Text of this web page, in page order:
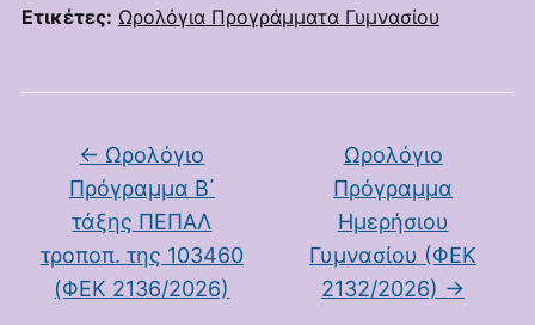
Ετικέτες: Ωρολόγια Προγράμματα Γυμνασίου
← Ωρολόγιο
Πρόγραμμα Β΄
τάξης ΠΕΠΑΛ
τροποπ. της 103460
(ΦΕΚ 2136/2026)
Ωρολόγιο
Πρόγραμμα
Ημερήσιου
Γυμνασίου (ΦΕΚ
2132/2026) →